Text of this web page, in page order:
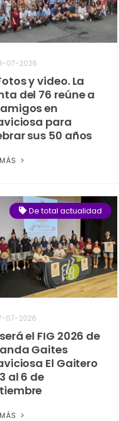
07-2026
y video. La
del 76 reúne a
amigos en
para
sus 50 años
De total actualidad
07-2026
el FIG 2026 de
Gaites
El Gaitero
al 6 de